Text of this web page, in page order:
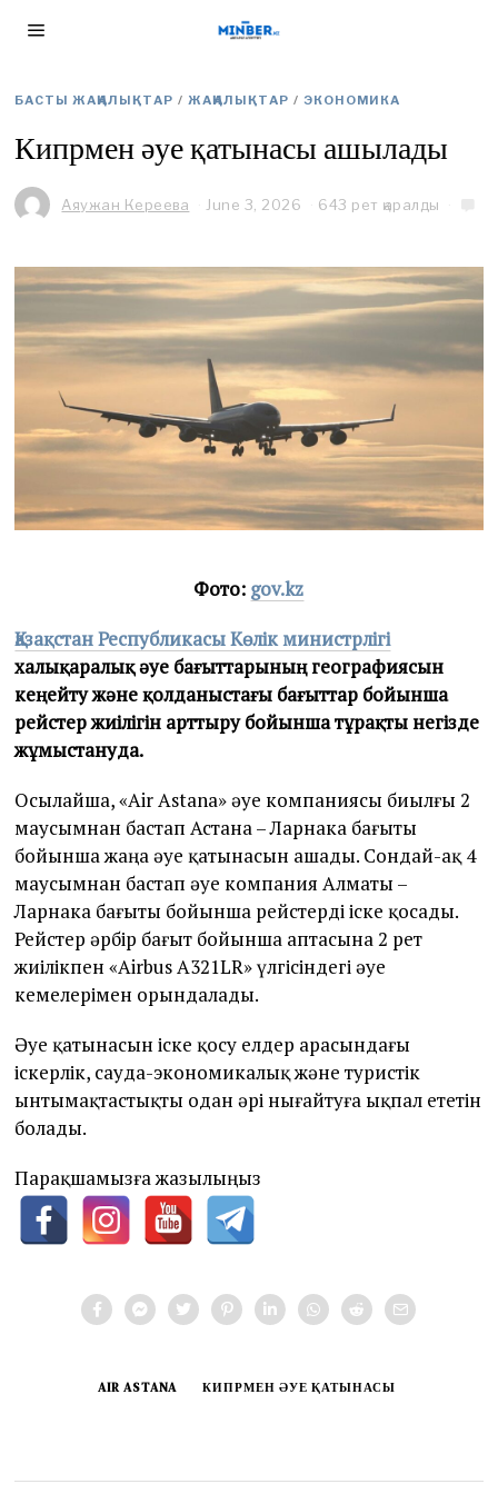
БАСТЫ ЖАҢАЛЫҚТАР / ЖАҢАЛЫҚТАР / ЭКОНОМИКА
Кипрмен әуе қатынасы ашылады
Аяужан Кереева June 3, 2026
e
2
2
643 рет қаралды
Фото: gov.kz
Қазақстан Республикасы Көлік министрлігі
халықаралық әуе бағыттарының географиясын
кеңейту және қолданыстағы бағыттар бойынша
рейстер жиілігін арттыру бойынша тұрақты негізде
жұмыстануда.
Осылайша, «Air Astana» әуе компаниясы биылғы 2
маусымнан бастап Астана – Ларнака бағыты
бойынша жаңа әуе қатынасын ашады. Сондай-ақ 4
маусымнан бастап әуе компания Алматы –
Ларнака бағыты бойынша рейстерді іске қосады.
Рейстер әрбір бағыт бойынша аптасына 2 рет
жиілікпен «Airbus A321LR» үлгісіндегі әуе
кемелерімен орындалады.
Әуе қатынасын іске қосу елдер арасындағы
іскерлік, сауда-экономикалық және туристік
ынтымақтастықты одан әрі нығайтуға ықпал ететін
болады.
Парақшамызға жазылыңыз
AIR ASTANA КИПРМЕН ӘУЕ ҚАТЫНАСЫ